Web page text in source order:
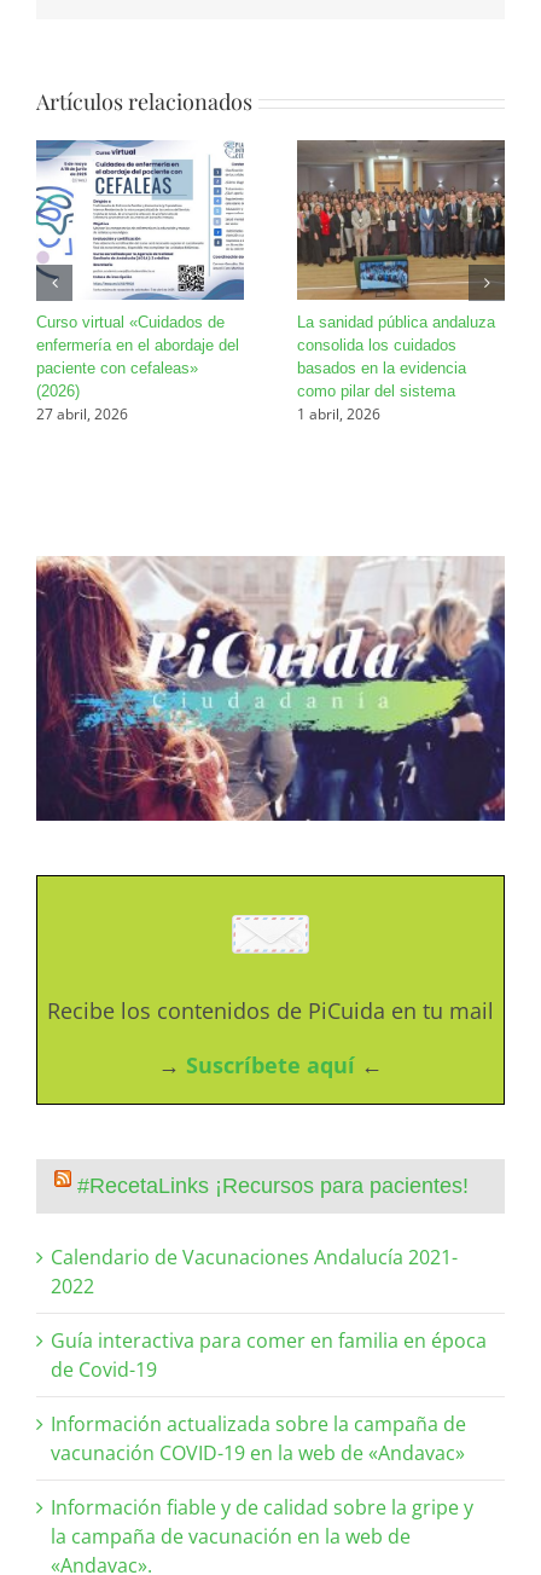
Artículos relacionados
Curso virtual «Cuidados de
enfermería en el abordaje del
paciente con cefaleas»
(2026)
27 abril, 2026
La sanidad pública andaluza
consolida los cuidados
basados en la evidencia
como pilar del sistema
1 abril, 2026
Recibe los contenidos de PiCuida en tu mail
→ Suscríbete aquí ←
#RecetaLinks ¡Recursos para pacientes!
Calendario de Vacunaciones Andalucía 2021-
2022
Guía interactiva para comer en familia en época
de Covid-19
Información actualizada sobre la campaña de
vacunación COVID-19 en la web de «Andavac»
Información fiable y de calidad sobre la gripe y
la campaña de vacunación en la web de
«Andavac».